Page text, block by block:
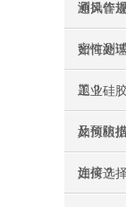
测操作
通风管
密性测
如何处
题？
工业硅
及预防
如何根
连接？
如何选